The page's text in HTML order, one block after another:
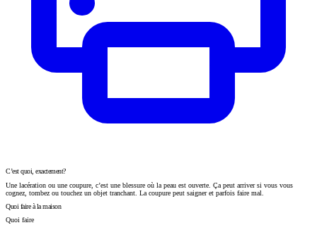
C’est quoi, exactement?
Une lacération ou une coupure, c’est une blessure où la peau est ouverte. Ça peut arriver si vous vous
cognez, tombez ou touchez un objet tranchant. La coupure peut saigner et parfois faire mal.
Quoi faire à la maison
Quoi faire